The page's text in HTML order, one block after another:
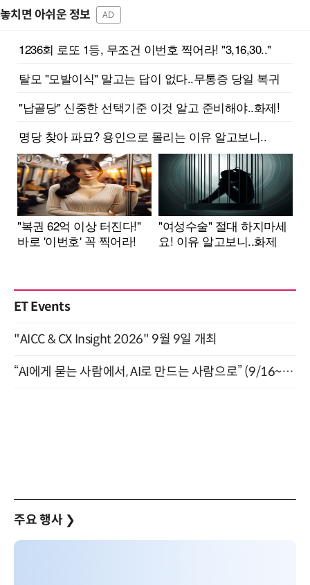
놓치면 아쉬운 정보 AD
ET Events
"AICC & CX Insight 2026" 9월 9일 개최
“AI에게 묻는 사람에서, AI로 만드는 사람으로” (9/16~17)
주요 행사 ❯